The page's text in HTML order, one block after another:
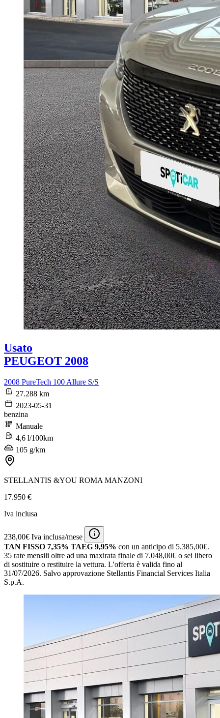
Usato
PEUGEOT 2008
2008 PureTech 100 Allure S/S
27.288 km
2023-05-31
benzina
Manuale
4,6 l/100km
105 g/km
STELLANTIS &YOU ROMA MANZONI
17.950 €
Iva inclusa
238,00€ Iva inclusa/mese
TAN FISSO 7,35% TAEG 9,95% con un anticipo di 5.385,00€.
35 rate mensili oltre ad una maxirata finale di 7.048,00€ o sei libero
di sostituire o restituire la vettura. L'offerta è valida fino al
31/07/2026. Salvo approvazione Stellantis Financial Services Italia
S.p.A.